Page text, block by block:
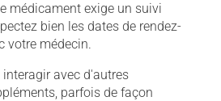
médicament exige un suivi
bien les dates de rendez-
votre médecin.
avec d'autres
parfois de façon